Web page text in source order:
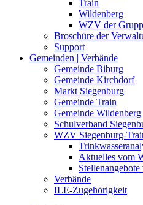
Train
Wildenberg
WZV der
Broschüre der
Support
Gemeinden | Verbände
Gemeinde Biburg
Gemeinde Kirchdorf
Markt Siegenburg
Gemeinde Train
Gemeinde Wildenberg
Schulverband
WZV Siegenburg-
Aktuelles vom
Verbände
ILE-Zugehörigkeit